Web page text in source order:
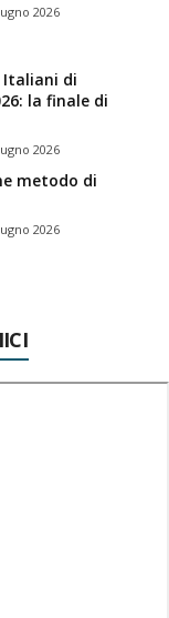
2026
Italiani di
la finale di
2026
metodo di
2026